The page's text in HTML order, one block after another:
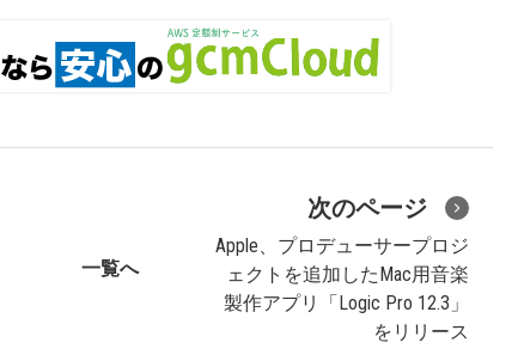
一覧へ
次のページ
Apple、プロデューサープロジ
ェクトを追加したMac用音楽
製作アプリ「Logic Pro 12.3」
をリリース